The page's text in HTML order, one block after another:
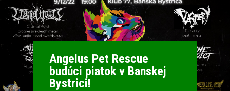
Angelus Pet Rescue
budúci piatok v Banskej
Bystrici!